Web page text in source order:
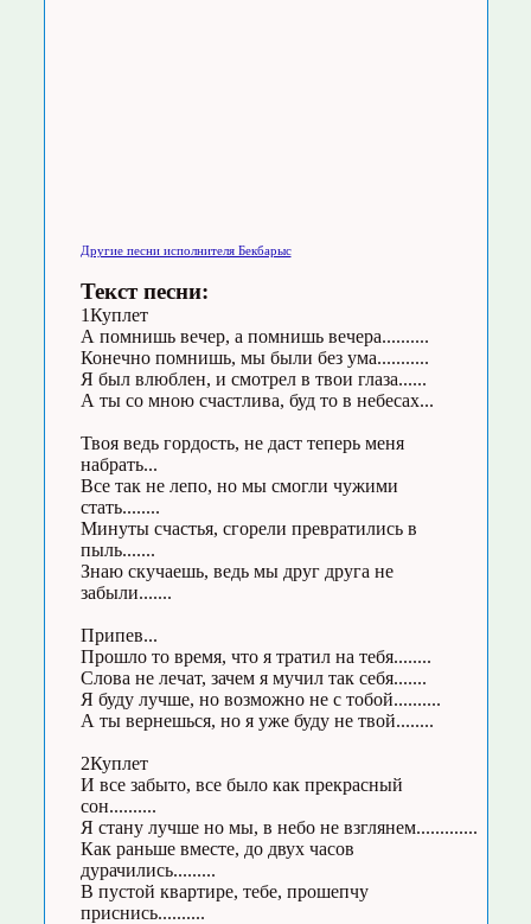
Другие песни исполнителя Бекбарыс
Текст песни:
1Куплет
А помнишь вечер, а помнишь вечера..........
Конечно помнишь, мы были без ума...........
Я был влюблен, и смотрел в твои глаза......
А ты со мною счастлива, буд то в небесах...
Твоя ведь гордость, не даст теперь меня
набрать...
Все так не лепо, но мы смогли чужими
стать........
Минуты счастья, сгорели превратились в
пыль.......
Знаю скучаешь, ведь мы друг друга не
забыли.......
Припев...
Прошло то время, что я тратил на тебя........
Слова не лечат, зачем я мучил так себя.......
Я буду лучше, но возможно не с тобой..........
А ты вернешься, но я уже буду не твой........
2Куплет
И все забыто, все было как прекрасный
сон..........
Я стану лучше но мы, в небо не взглянем.............
Как раньше вместе, до двух часов
дурачились.........
В пустой квартире, тебе, прошепчу
приснись..........